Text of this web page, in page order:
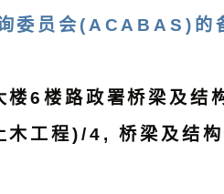
委员会(ACABAS)的
6楼路政署桥梁及结
工程)/4, 桥梁及结构